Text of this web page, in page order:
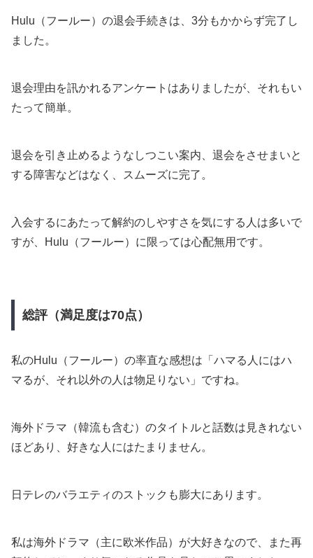
Hulu（フールー）の退会手続きは、3分もかからず完了し
ました。
退会理由を訊かれるアンケートはありましたが、それもい
たって簡単。
退会を引き止めるようなしつこい案内、退会をさせまいと
する障害などはなく、スムーズに完了。
入会するにあたって解約のしやすさを気にする人は多いで
すが、Hulu（フールー）に限っては心配無用です。
総評（満足度は70点）
私のHulu（フールー）の率直な感想は「ハマる人にはハ
マるが、それ以外の人は物足りない」ですね。
海外ドラマ（韓流も含む）のタイトルと話数は見きれない
ほどあり、好きな人にはたまりません。
日テレのバラエティのストックも膨大にあります。
私は海外ドラマ（主に欧米作品）が大好きなので、また再